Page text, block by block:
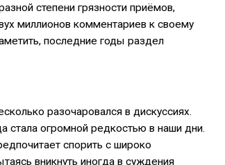
степени грязности приёмов,
миллионов комментариев к своему
последние годы раздел
разочаровался в дискуссиях.
стала огромной редкостью в наши дни.
спорить с широко
вникнуть иногда в суждения